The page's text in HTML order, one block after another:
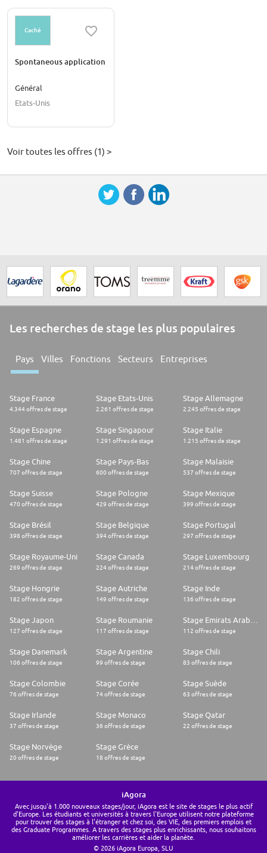
Caché
Spontaneous application
Général
Etats-Unis
Voir toutes les offres (1) >
Les recherches de stage les plus populaires
Pays Villes Fonctions Secteurs Entreprises
Stage France
4.344 offres de stage
Stage Etats-Unis
2.261 offres de stage
Stage Allemagne
2.245 offres de stage
Stage Espagne
1.481 offres de stage
Stage Singapour
1.291 offres de stage
Stage Italie
1.215 offres de stage
Stage Chine
707 offres de stage
Stage Pays-Bas
600 offres de stage
Stage Malaisie
537 offres de stage
Stage Suisse
470 offres de stage
Stage Pologne
429 offres de stage
Stage Mexique
399 offres de stage
Stage Brésil
398 offres de stage
Stage Belgique
394 offres de stage
Stage Portugal
297 offres de stage
Stage Royaume-Uni
269 offres de stage
Stage Canada
224 offres de stage
Stage Luxembourg
214 offres de stage
Stage Hongrie
182 offres de stage
Stage Autriche
149 offres de stage
Stage Inde
136 offres de stage
Stage Japon
127 offres de stage
Stage Roumanie
117 offres de stage 112 offres de stage
Stage Danemark
106 offres de stage
Stage Argentine
99 offres de stage
Stage Chili
83 offres de stage
Stage Colombie
76 offres de stage
Stage Corée
74 offres de stage
Stage Suède
63 offres de stage
Stage Irlande
37 offres de stage
Stage Monaco
36 offres de stage
Stage Qatar
22 offres de stage
Stage Norvège
20 offres de stage
Stage Grèce
18 offres de stage
iAgora
Avec jusqu'à 1.000 nouveaux stages/jour, iAgora est le site de stages le plus actif
d'Europe. Les étudiants et universités à travers l'Europe utilisent notre plateforme
pour trouver des stages à l'étranger et chez soi, des VIE, des premiers emplois et
des Graduate Programmes. A travers des stages plus enrichissants, nous souhaitons
améliorer les carrières et aider la planète.
© 2026 iAgora Europa, SLU